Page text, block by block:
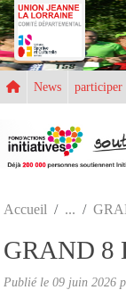
News participer
Accueil
GRAND 8
Publié le 09 juin 2026
Panneau de gestion